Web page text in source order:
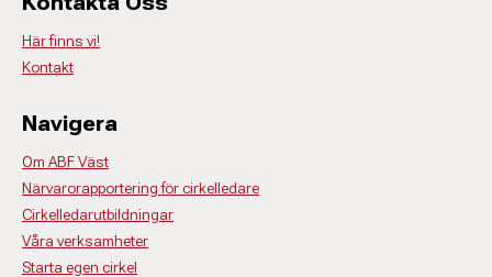
Här finns vi!
Kontakt
Navigera
Om ABF Väst
Närvarorapportering för cirkelledare
Cirkelledarutbildningar
Våra verksamheter
Starta egen cirkel